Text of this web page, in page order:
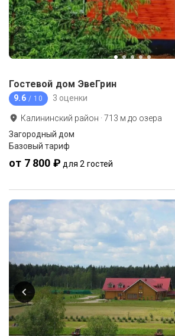
Гостевой дом ЭвеГрин
9.6 / 10 3 оценки
Калининский район ·713 м до озера
Загородный дом
Базовый тариф
от 7 800 ₽ для 2 гостей